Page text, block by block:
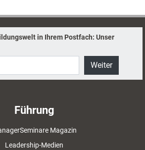
in Ihrem Postfach: Unser
Weiter
Führung
Magazin
Leadership-Medien